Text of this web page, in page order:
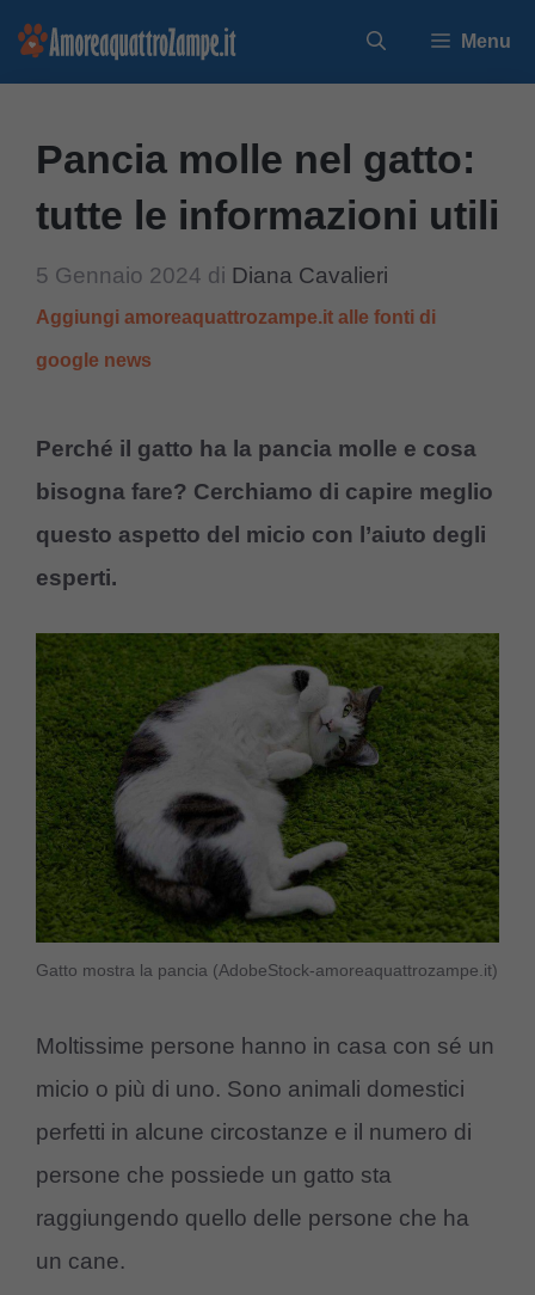
Vai
Menu
Pancia molle nel gatto:
tutte le informazioni utili
5 Gennaio 2024 di Diana Cavalieri
Aggiungi amoreaquattrozampe.it alle fonti di
google news
Perché il gatto ha la pancia molle e cosa
bisogna fare? Cerchiamo di capire meglio
questo aspetto del micio con l’aiuto degli
esperti.
Gatto mostra la pancia (AdobeStock-amoreaquattrozampe.it)
Moltissime persone hanno in casa con sé un
micio o più di uno. Sono animali domestici
perfetti in alcune circostanze e il numero di
persone che possiede un gatto sta
raggiungendo quello delle persone che ha
un cane.